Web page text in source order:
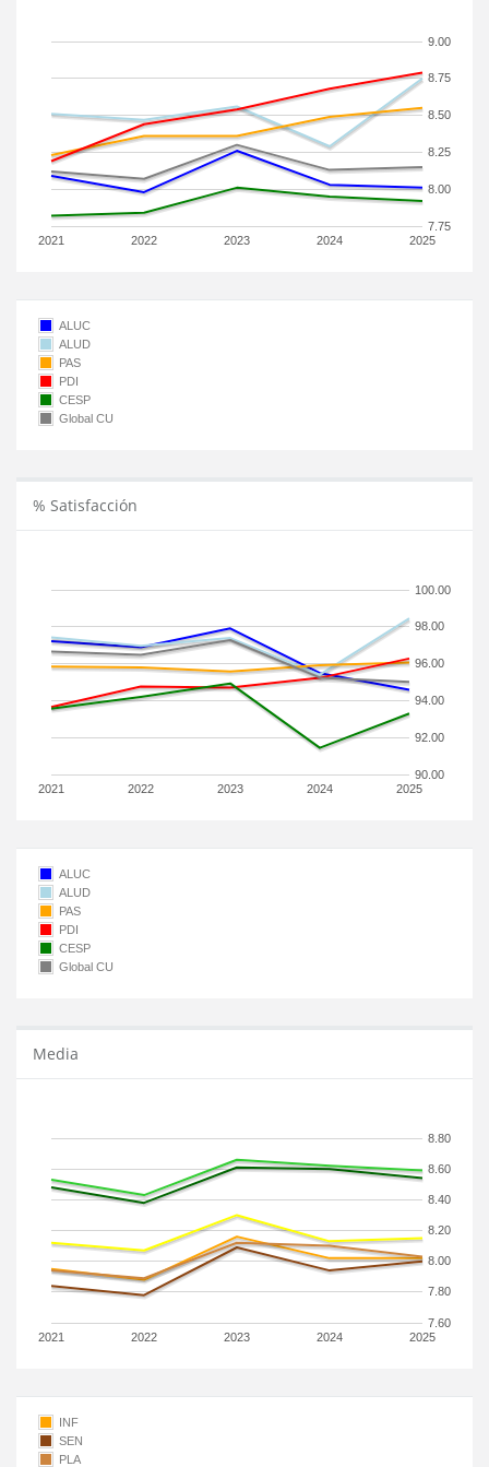
2021 2022 2023 2024 2025
7.75
8.00
8.25
8.50
8.75
9.00
ALUC
ALUD
PAS
PDI
CESP
Global CU
% Satisfacción
2021 2022 2023 2024 2025
90.00
92.00
94.00
96.00
98.00
100.00
ALUC
ALUD
PAS
PDI
CESP
Global CU
Media
2021 2022 2023 2024 2025
7.60
7.80
8.00
8.20
8.40
8.60
8.80
INF
SEN
PLA